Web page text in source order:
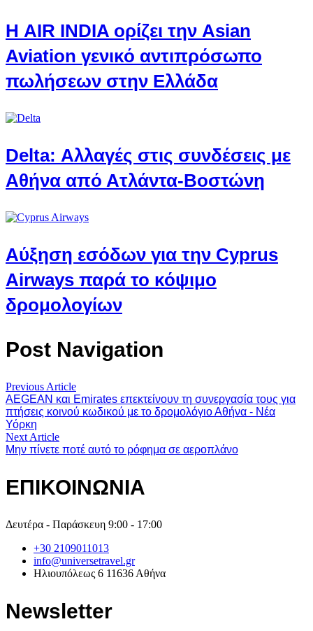
Η AIR INDIA ορίζει την Asian
Aviation γενικό αντιπρόσωπο
πωλήσεων στην Ελλάδα
Delta: Αλλαγές στις συνδέσεις με
Αθήνα από Ατλάντα-Βοστώνη
Αύξηση εσόδων για την Cyprus
Airways παρά το κόψιμο
δρομολογίων
Post Navigation
Previous Article
AEGEAN και Emirates επεκτείνουν τη συνεργασία τους για
πτήσεις κοινού κωδικού με το δρομολόγιο Αθήνα ‑ Νέα
Υόρκη
Next Article
Mην πίνετε ποτέ αυτό το ρόφημα σε αεροπλάνο
ΕΠΙΚΟΙΝΩΝΙΑ
Δευτέρα - Παράσκευη 9:00 - 17:00
+30 2109011013
info@universetravel.gr
Ηλιουπόλεως 6 11636 Αθήνα
Newsletter